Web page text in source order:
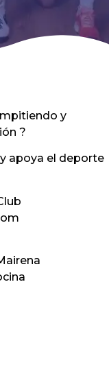
y
?
apoya el deporte